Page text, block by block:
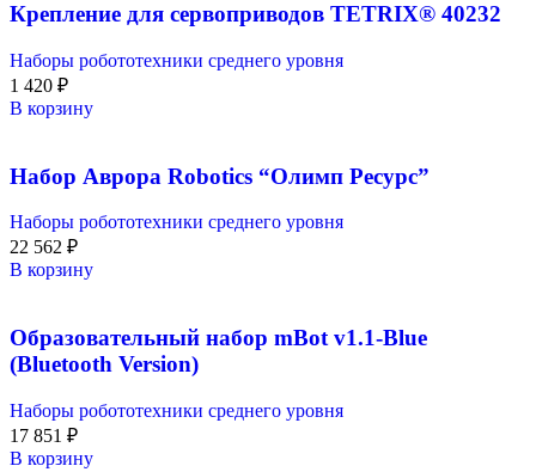
Крепление для сервоприводов TETRIX® 40232
Наборы робототехники среднего уровня
1 420 ₽
В корзину
Набор Аврора Robotics “Олимп Ресурс”
Наборы робототехники среднего уровня
22 562 ₽
В корзину
Образовательный набор mBot v1.1-Blue
(Bluetooth Version)
Наборы робототехники среднего уровня
17 851 ₽
В корзину